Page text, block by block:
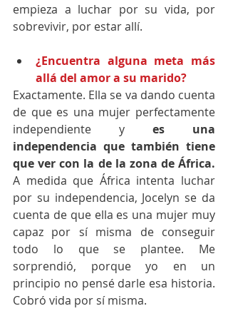
empieza a luchar por su vida, por
sobrevivir, por estar allí.
¿Encuentra alguna meta más
allá del amor a su marido?
Exactamente. Ella se va dando cuenta
de que es una mujer perfectamente
independiente y es una
independencia que también tiene
que ver con la de la zona de África.
A medida que África intenta luchar
por su independencia, Jocelyn se da
cuenta de que ella es una mujer muy
capaz por sí misma de conseguir
todo lo que se plantee. Me
sorprendió, porque yo en un
principio no pensé darle esa historia.
Cobró vida por sí misma.